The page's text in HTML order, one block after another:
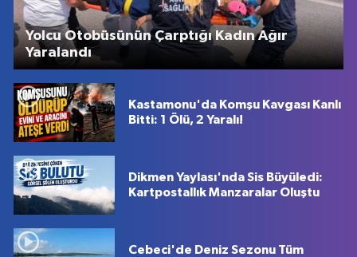
Yolcu Otobüsünün Çarptığı Kadın Ağır
Yaralandı
Kastamonu'da Komşu Kavgası Kanlı
Bitti: 1 Ölü, 2 Yaralı!
Dikmen Yaylası'nda Sis Büyüledi:
Kartpostallık Manzaralar Oluştu
Cebeci'de Deniz Sezonu Tüm